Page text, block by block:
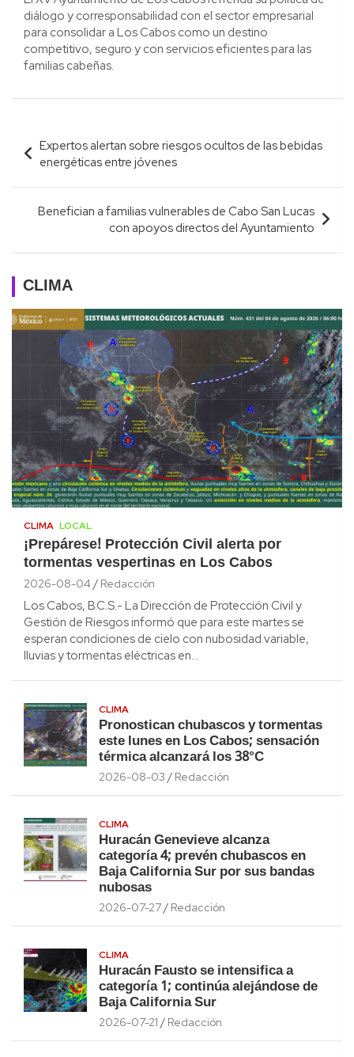
diálogo y corresponsabilidad con el sector empresarial
para consolidar a Los Cabos como un destino
competitivo, seguro y con servicios eficientes para las
familias cabeñas.
Navegación
de
entradas
Expertos alertan sobre riesgos ocultos de las bebidas
energéticas entre jóvenes
Benefician a familias vulnerables de Cabo San Lucas
con apoyos directos del Ayuntamiento
CLIMA
CLIMA LOCAL
¡Prepárese! Protección Civil alerta por
tormentas vespertinas en Los Cabos
2026-08-04 Redacción
Los Cabos, B.C.S.- La Dirección de Protección Civil y
Gestión de Riesgos informó que para este martes se
esperan condiciones de cielo con nubosidad variable,
lluvias y tormentas eléctricas en…
CLIMA
Pronostican chubascos y tormentas
este lunes en Los Cabos; sensación
térmica alcanzará los 38°C
2026-08-03 Redacción
CLIMA
Huracán Genevieve alcanza
categoría 4; prevén chubascos en
Baja California Sur por sus bandas
nubosas
2026-07-27 Redacción
CLIMA
Huracán Fausto se intensifica a
categoría 1; continúa alejándose de
Baja California Sur
2026-07-21 Redacción